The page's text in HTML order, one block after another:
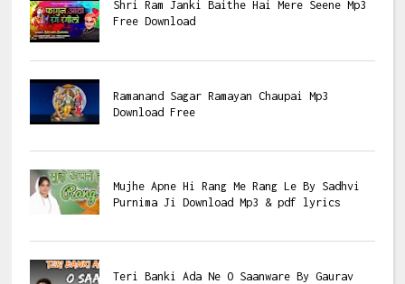
Shri Ram Janki Baithe Hai Mere Seene Mp3
Free Download
Ramanand Sagar Ramayan Chaupai Mp3
Download Free
Mujhe Apne Hi Rang Me Rang Le By Sadhvi
Purnima Ji Download Mp3 & pdf lyrics
Teri Banki Ada Ne O Saanware By Gaurav